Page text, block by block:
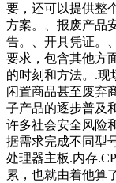
要，还可以提供整
方案。、报废产品
告。、开具凭证。
要求，包含其他方
的时刻和方法。.现
闲置商品甚至废弃
子产品的逐步普及
许多社会安全风险
据需求完成不同型
处理器主板.内存
累，也就由着他算